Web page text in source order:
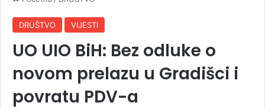
DRUŠTVO VIJESTI
UO UIO BiH: Bez odluke o
novom prelazu u Gradišci i
povratu PDV-a